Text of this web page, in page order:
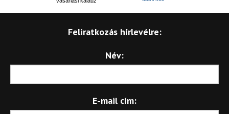
Feliratkozás hírlevélre:
Név:
E-mail cím: